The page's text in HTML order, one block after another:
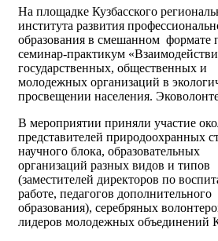
На площадке Кузбасского
института развития
образования в смешанном формате
семинар-практикум
государственных, общественных и
молодежных организаций в
просвещении населения.
В мероприятии приняли участие
представителей природоохранных
научного блока, образовательных
организаций разных видов и типов
(заместителей директоров по
работе, педагогов дополнительного
образования), серебряных
лидеров молодежных объединений